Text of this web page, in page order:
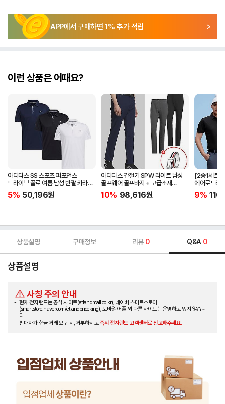
APP에서 구매하면 1% 추가 적립
이런 상품은 어때요?
아디다스 SS 스포츠 퍼포먼스
드라이브 폴로 여름 남성 반팔 카라
티셔츠 IA5447 IA5448 IA5446
5% 50,196원
아디다스 간절기 SPW 라이트 남성
골프웨어 골프바지 + 고급소재
삼선패턴 골프벨트 세트
10% 98,616원
[2종1세트]
에어로드라
남자 골프
JG1313
9%
상품설명 구매정보 리뷰 0 Q&A 0
상품설명
사칭 주의 안내
현재 전자랜드는 공식 사이트(etlandmall.co.kr), 네이버 스마트스토어
(smartstore.naver.com/etlandpriceking), 모바일 어플 외 다른 사이트는 운영하고 있지 않습니
다.
판매자가 현금 거래 요구 시, 거부하시고즉시 전자랜드 고객센터로 신고해주세요.